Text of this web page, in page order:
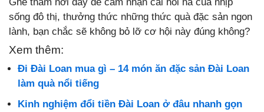
sống đô thị, thưởng thức những thức quà đặc sản ngon
lành, bạn chắc sẽ không bỏ lỡ cơ hội này đúng không?
Xem thêm:
Đi Đài Loan mua gì – 14 món ăn đặc sản Đài Loan
làm quà nổi tiếng
Kinh nghiệm đổi tiền Đài Loan ở đâu nhanh gọn